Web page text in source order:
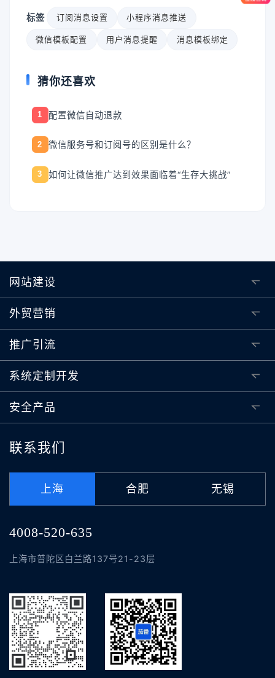
标签 订阅消息设置 小程序消息推送
微信模板配置 用户消息提醒 消息模板绑定
猜你还喜欢
1 配置微信自动退款
2 微信服务号和订阅号的区别是什么？
3 如何让微信推广达到效果面临着“生存大挑战”
网站建设
外贸营销
推广引流
系统定制开发
安全产品
联系我们
上海 合肥 无锡
4008-520-635
上海市普陀区白兰路137号21-23层